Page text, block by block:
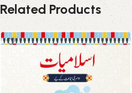
Related Products